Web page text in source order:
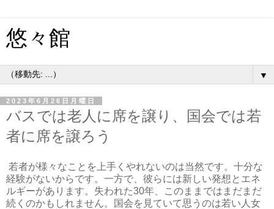
悠々館
▼
2023年6月26日月曜日
バスでは老人に席を譲り、国会では若
者に席を譲ろう
若者が様々なことを上手くやれないのは当然です。十分な
経験がないからです。一方で、彼らには新しい発想とエネ
ルギーがあります。失われた30年、このままではまだまだ
続くのかもしれません。国会を見ていて思うのは若い人女